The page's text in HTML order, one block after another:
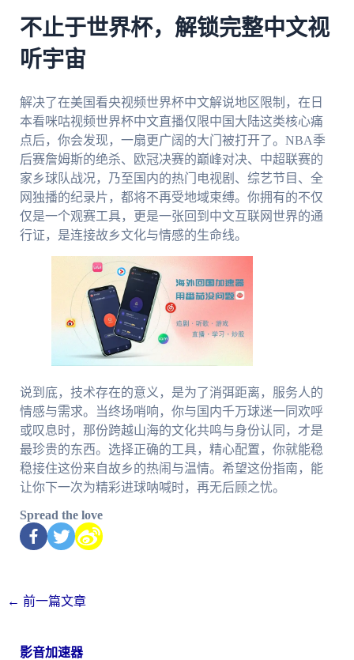
不止于世界杯，解锁完整中文视
听宇宙
解决了在美国看央视频世界杯中文解说地区限制，在日
本看咪咕视频世界杯中文直播仅限中国大陆这类核心痛
点后，你会发现，一扇更广阔的大门被打开了。NBA季
后赛詹姆斯的绝杀、欧冠决赛的巅峰对决、中超联赛的
家乡球队战况，乃至国内的热门电视剧、综艺节目、全
网独播的纪录片，都将不再受地域束缚。你拥有的不仅
仅是一个观赛工具，更是一张回到中文互联网世界的通
行证，是连接故乡文化与情感的生命线。
说到底，技术存在的意义，是为了消弭距离，服务人的
情感与需求。当终场哨响，你与国内千万球迷一同欢呼
或叹息时，那份跨越山海的文化共鸣与身份认同，才是
最珍贵的东西。选择正确的工具，精心配置，你就能稳
稳接住这份来自故乡的热闹与温情。希望这份指南，能
让你下一次为精彩进球呐喊时，再无后顾之忧。
Spread the love
← 前一篇文章
影音加速器